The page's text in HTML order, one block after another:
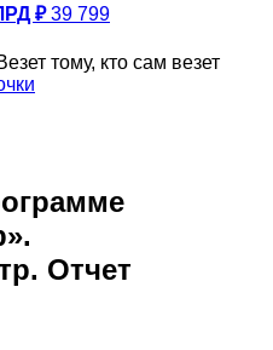
₽ 39 799
тому, кто сам везет
Отчет